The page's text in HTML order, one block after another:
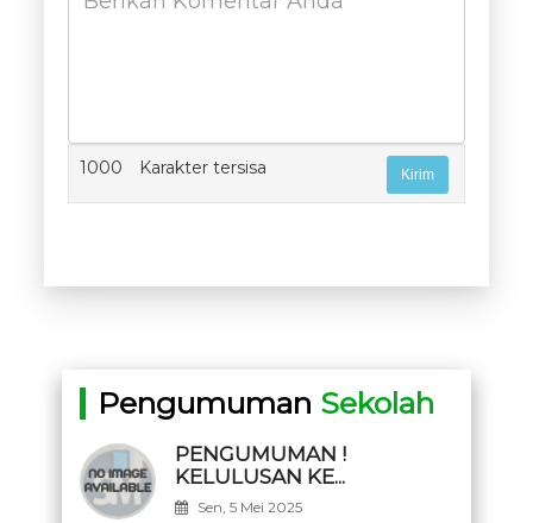
1000 Karakter tersisa
Pengumuman Sekolah
PENGUMUMAN !
KELULUSAN KE...
Sen, 5 Mei 2025